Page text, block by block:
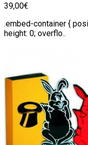
39,00€
.embed-container {
height: 0; overflo..